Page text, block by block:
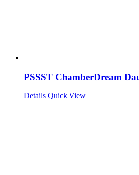
PSSST ChamberDream
Details Quick View